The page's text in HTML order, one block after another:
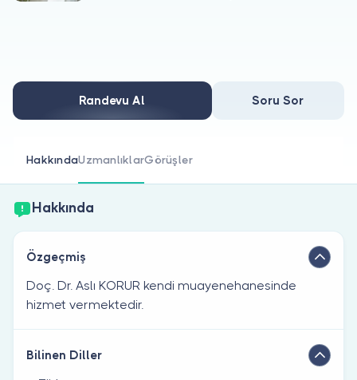
Doktorlar için
Doktor musunuz?
Randevu Al Soru Sor
HakkındaUzmanlıklarGörüşler
Hakkında
Özgeçmiş
Doç. Dr. Aslı KORUR kendi muayenehanesinde
hizmet vermektedir.
Bilinen Diller